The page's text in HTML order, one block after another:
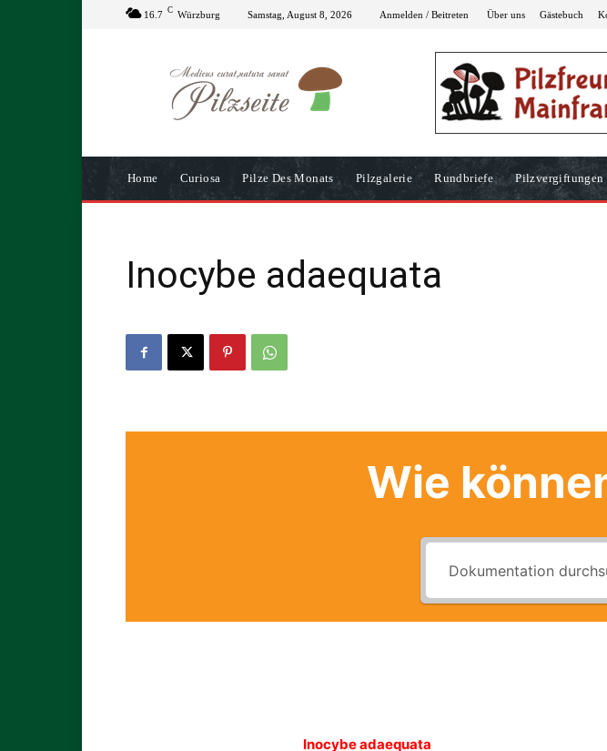
16.7 C Würzburg Samstag, August 8, 2026 Anmelden / Beitreten Über uns Gästebuch
Home Curiosa Pilze Des Monats Pilzgalerie Rundbriefe Pilzvergiftungen
Inocybe adaequata
Wie
Inocybe adaequata